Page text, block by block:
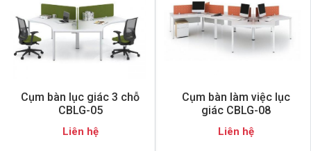
Cụm bàn lục giác 3 chỗ
CBLG-05
Liên hệ
Cụm bàn làm việc lục
giác CBLG-08
Liên hệ